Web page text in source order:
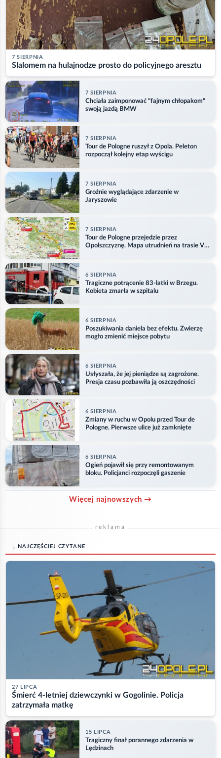
7 SIERPNIA
Slalomem na hulajnodze prosto do policyjnego aresztu
7 SIERPNIA
Chciała zaimponować "fajnym chłopakom"
swoją jazdą BMW
7 SIERPNIA
Tour de Pologne ruszył z Opola. Peleton
rozpoczął kolejny etap wyścigu
7 SIERPNIA
Groźnie wyglądające zdarzenie w
Jaryszowie
7 SIERPNIA
Tour de Pologne przejedzie przez
Opolszczyznę. Mapa utrudnień na trasie V
6 SIERPNIA
Tragiczne potrącenie 83-latki w Brzegu.
Kobieta zmarła w szpitalu
6 SIERPNIA
Poszukiwania daniela bez efektu. Zwierzę
mogło zmienić miejsce pobytu
6 SIERPNIA
Usłyszała, że jej pieniądze są zagrożone.
Presja czasu pozbawiła ją oszczędności
6 SIERPNIA
Zmiany w ruchu w Opolu przed Tour de
Pologne. Pierwsze ulice już zamknięte
6 SIERPNIA
Ogień pojawił się przy remontowanym
bloku. Policjanci rozpoczęli gaszenie
Więcej najnowszych →
reklama
NAJCZĘŚCIEJ CZYTANE
27 LIPCA
Śmierć 4-letniej dziewczynki w Gogolinie. Policja
zatrzymała matkę
15 LIPCA
Tragiczny finał porannego zdarzenia w
Lędzinach